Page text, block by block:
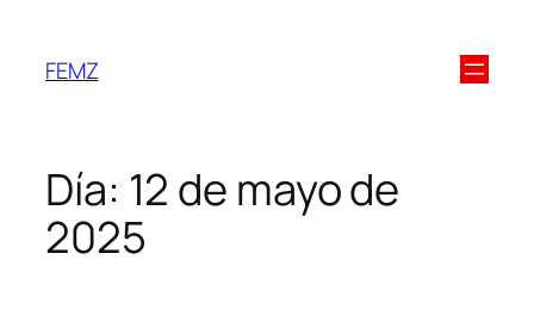
FEMZ
Día: 12 de mayo de
2025